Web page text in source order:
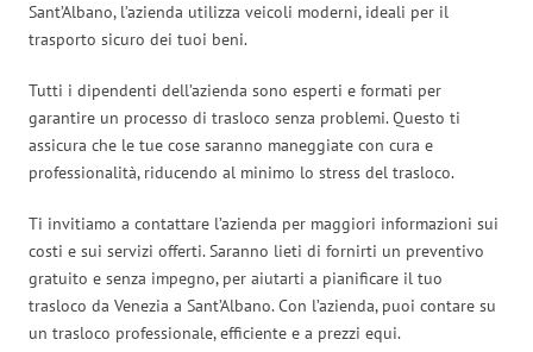
Sant’Albano, l’azienda utilizza veicoli moderni, ideali per il
trasporto sicuro dei tuoi beni.
Tutti i dipendenti dell’azienda sono esperti e formati per
garantire un processo di trasloco senza problemi. Questo ti
assicura che le tue cose saranno maneggiate con cura e
professionalità, riducendo al minimo lo stress del trasloco.
Ti invitiamo a contattare l’azienda per maggiori informazioni sui
costi e sui servizi offerti. Saranno lieti di fornirti un preventivo
gratuito e senza impegno, per aiutarti a pianificare il tuo
trasloco da Venezia a Sant’Albano. Con l’azienda, puoi contare su
un trasloco professionale, efficiente e a prezzi equi.